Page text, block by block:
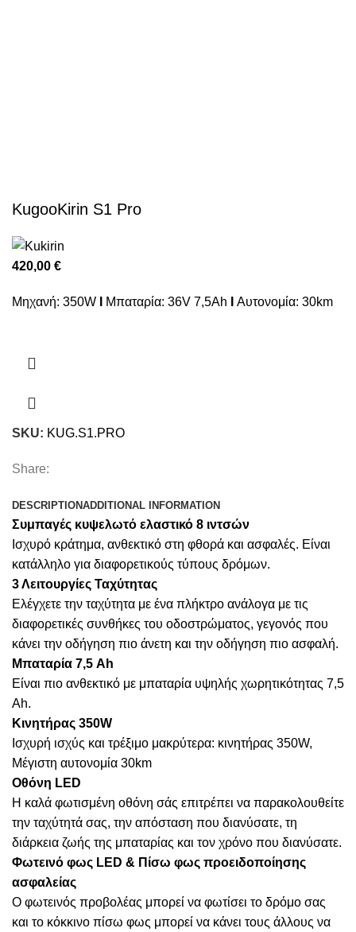
KugooKirin S1 Pro
420,00 €
Μηχανή: 350W Μπαταρία: 36V 7,5Ah Αυτονομία: 30km
SKU: KUG.S1.PRO
Share:
DESCRIPTIONADDITIONAL INFORMATION
Συμπαγές κυψελωτό ελαστικό 8 ιντσών
Ισχυρό κράτημα, ανθεκτικό στη φθορά και ασφαλές. Είναι
κατάλληλο για διαφορετικούς τύπους δρόμων.
3 Λειτουργίες Ταχύτητας
Ελέγχετε την ταχύτητα με ένα πλήκτρο ανάλογα με τις
διαφορετικές συνθήκες του οδοστρώματος, γεγονός που
κάνει την οδήγηση πιο άνετη και την οδήγηση πιο ασφαλή.
Μπαταρία 7,5 Ah
Είναι πιο ανθεκτικό με μπαταρία υψηλής χωρητικότητας 7,5
Ah.
Κινητήρας 350W
Ισχυρή ισχύς και τρέξιμο μακρύτερα: κινητήρας 350W,
Μέγιστη αυτονομία 30km
Οθόνη LED
Η καλά φωτισμένη οθόνη σάς επιτρέπει να παρακολουθείτε
την ταχύτητά σας, την απόσταση που διανύσατε, τη
διάρκεια ζωής της μπαταρίας και τον χρόνο που διανύσατε.
Φωτεινό φως LED & Πίσω φως προειδοποίησης
ασφαλείας
Ο φωτεινός προβολέας μπορεί να φωτίσει το δρόμο σας
και το κόκκινο πίσω φως μπορεί να κάνει τους άλλους να